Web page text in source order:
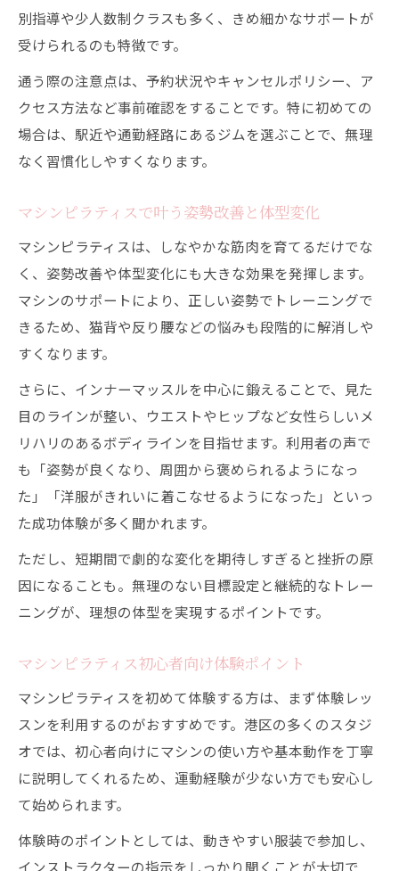
別指導や少人数制クラスも多く、きめ細かなサポートが
受けられるのも特徴です。
通う際の注意点は、予約状況やキャンセルポリシー、ア
クセス方法など事前確認をすることです。特に初めての
場合は、駅近や通勤経路にあるジムを選ぶことで、無理
なく習慣化しやすくなります。
マシンピラティスで叶う姿勢改善と体型変化
マシンピラティスは、しなやかな筋肉を育てるだけでな
く、姿勢改善や体型変化にも大きな効果を発揮します。
マシンのサポートにより、正しい姿勢でトレーニングで
きるため、猫背や反り腰などの悩みも段階的に解消しや
すくなります。
さらに、インナーマッスルを中心に鍛えることで、見た
目のラインが整い、ウエストやヒップなど女性らしいメ
リハリのあるボディラインを目指せます。利用者の声で
も「姿勢が良くなり、周囲から褒められるようになっ
た」「洋服がきれいに着こなせるようになった」といっ
た成功体験が多く聞かれます。
ただし、短期間で劇的な変化を期待しすぎると挫折の原
因になることも。無理のない目標設定と継続的なトレー
ニングが、理想の体型を実現するポイントです。
マシンピラティス初心者向け体験ポイント
マシンピラティスを初めて体験する方は、まず体験レッ
スンを利用するのがおすすめです。港区の多くのスタジ
オでは、初心者向けにマシンの使い方や基本動作を丁寧
に説明してくれるため、運動経験が少ない方でも安心し
て始められます。
体験時のポイントとしては、動きやすい服装で参加し、
インストラクターの指示をしっかり聞くことが大切で